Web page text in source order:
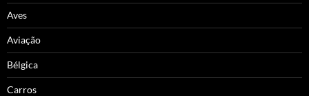
Aves
Aviação
Bélgica
Carros